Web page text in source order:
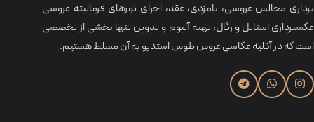
برداری مجالس عروسی، نامزدی، عقد، اجرای تورهای فرمالیته عروسی
عکسبرداری استایل و رئال، تهیه آلبوم و تدوین تنها بخشی از تخصصی
است که در آتلیه عکاسی عروس طوس استدیو به آن مسلط هستیم.